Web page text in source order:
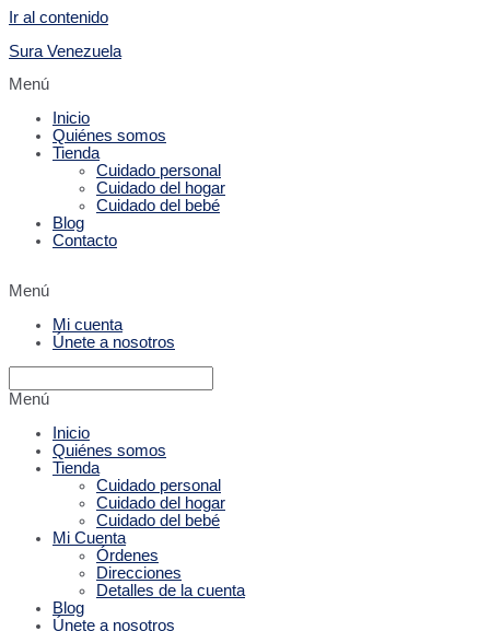
Ir al contenido
Sura Venezuela
Menú
Inicio
Quiénes somos
Tienda
Cuidado personal
Cuidado del hogar
Cuidado del bebé
Blog
Contacto
Menú
Mi cuenta
Únete a nosotros
Menú
Inicio
Quiénes somos
Tienda
Cuidado personal
Cuidado del hogar
Cuidado del bebé
Mi Cuenta
Órdenes
Direcciones
Detalles de la cuenta
Blog
Únete a nosotros